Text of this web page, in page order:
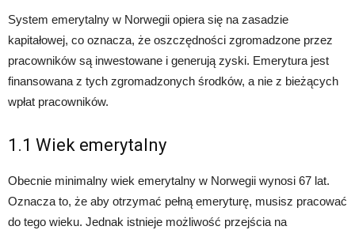
System emerytalny w Norwegii opiera się na zasadzie
kapitałowej, co oznacza, że ​​oszczędności zgromadzone przez
pracowników są inwestowane i generują zyski. Emerytura jest
finansowana z tych zgromadzonych środków, a nie z bieżących
wpłat pracowników.
1.1 Wiek emerytalny
Obecnie minimalny wiek emerytalny w Norwegii wynosi 67 lat.
Oznacza to, że aby otrzymać pełną emeryturę, musisz pracować
do tego wieku. Jednak istnieje możliwość przejścia na